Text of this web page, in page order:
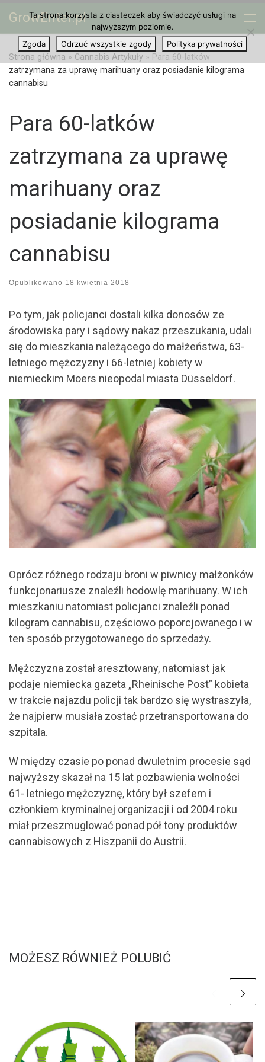
Przejdź do treści
GrowEnter.pl
Strona główna » Cannabis Artykuły » Para 60-latków
zatrzymana za uprawę marihuany oraz posiadanie kilograma
cannabisu
Para 60-latków
zatrzymana za uprawę
marihuany oraz
posiadanie kilograma
cannabisu
Opublikowano 18 kwietnia 2018
Po tym, jak policjanci dostali kilka donosów ze
środowiska pary i sądowy nakaz przeszukania, udali
się do mieszkania należącego do małżeństwa, 63-
letniego mężczyzny i 66-letniej kobiety w
niemieckim Moers nieopodal miasta Düsseldorf.
Oprócz różnego rodzaju broni w piwnicy małżonków
funkcjonariusze znaleźli hodowlę marihuany. W ich
mieszkaniu natomiast policjanci znaleźli ponad
kilogram cannabisu, częściowo poporcjowanego i w
ten sposób przygotowanego do sprzedaży.
Mężczyzna został aresztowany, natomiast jak
podaje niemiecka gazeta „Rheinische Post” kobieta
w trakcie najazdu policji tak bardzo się wystraszyła,
że najpierw musiała zostać przetransportowana do
szpitala.
W między czasie po ponad dwuletnim procesie sąd
najwyższy skazał na 15 lat pozbawienia wolności
61- letniego mężczyznę, który był szefem i
członkiem kryminalnej organizacji i od 2004 roku
miał przeszmuglować ponad pół tony produktów
cannabisowych z Hiszpanii do Austrii.
MOŻESZ RÓWNIEŻ POLUBIĆ
Ta strona korzysta z ciasteczek aby świadczyć usługi na
najwyższym poziomie.
Zgoda
Odrzuć wszystkie zgody Polityka prywatności